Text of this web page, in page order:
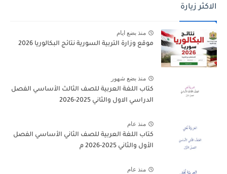
الاكثر زيارة
منذ بضع ايام
موقع وزارة التربية السورية نتائج البكالوريا 2026
منذ بضع شهور
كتاب اللغة العربية للصف الثالث الأساسي الفصل
الدراسي الاول والثاني 2025-2026
منذ عام
كتاب اللغة العربية للصف الثاني الأساسي الفصل
الأول والثاني 2025-2026 م
منذ عام